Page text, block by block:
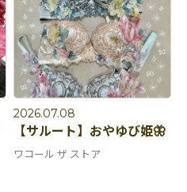
2026.07.08
【サルート】おやゆび姫🦋
ワコール ザ ストア